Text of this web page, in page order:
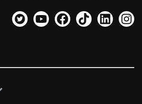
Lien vers notre compte Twitter
Lien vers notre chaîne
Lien vers notre page
Lien vers notre
Lien vers
Lien